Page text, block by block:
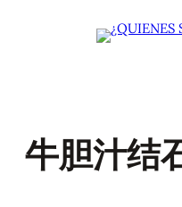
牛胆汁结